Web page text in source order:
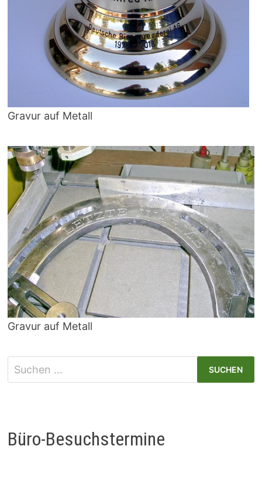
Gravur auf Metall
Gravur auf Metall
Suchen
nach:
Büro-Besuchstermine